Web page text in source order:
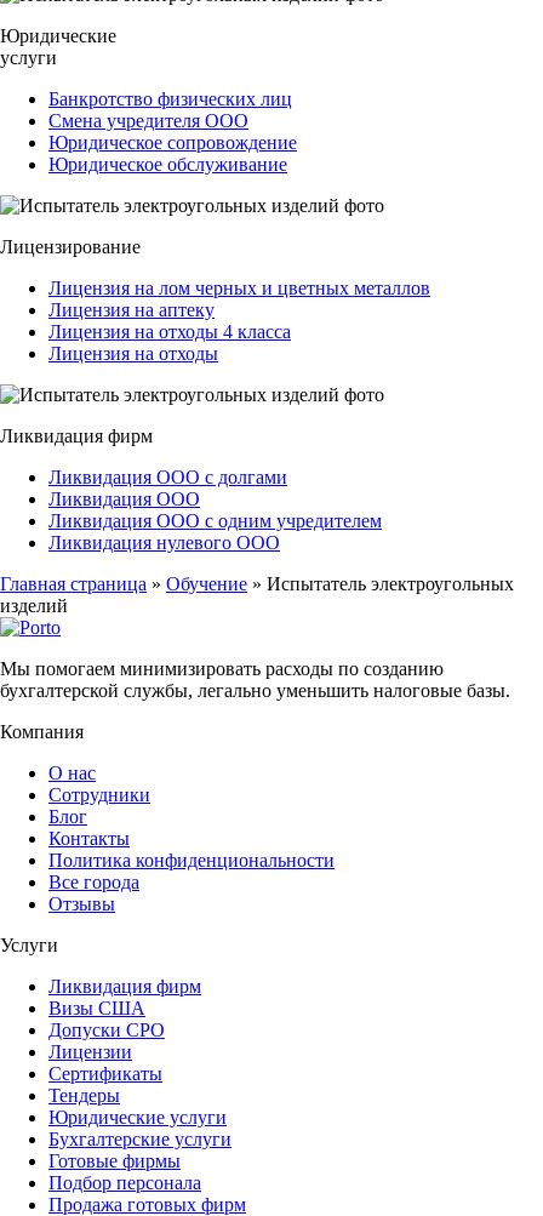
Юридические
услуги
Банкротство физических лиц
Смена учредителя ООО
Юридическое сопровождение
Юридическое обслуживание
Лицензирование
Лицензия на лом черных и цветных металлов
Лицензия на аптеку
Лицензия на отходы 4 класса
Лицензия на отходы
Ликвидация фирм
Ликвидация ООО с долгами
Ликвидация ООО
Ликвидация ООО с одним учредителем
Ликвидация нулевого ООО
Главная страница » Обучение » Испытатель электроугольных
изделий
Мы помогаем минимизировать расходы по созданию
бухгалтерской службы, легально уменьшить налоговые базы.
Компания
О нас
Сотрудники
Блог
Контакты
Политика конфиденциональности
Все города
Отзывы
Услуги
Ликвидация фирм
Визы США
Допуски СРО
Лицензии
Сертификаты
Тендеры
Юридические услуги
Бухгалтерские услуги
Готовые фирмы
Подбор персонала
Продажа готовых фирм